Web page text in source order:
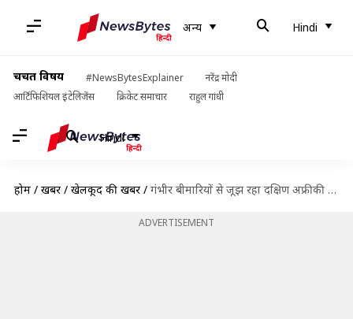
अन्य Hindi
चर्चित विषय #NewsBytesExplainer
नरेंद्र मोदी
आर्टिफिशियल इंटेलिजेंस
क्रिकेट समाचार राहुल गांधी
Hindi
होम / खबरें / खेलकूद की खबरें / गंभीर बीमारियों से जूझ रहा दक्षिण अफ्रीकी क्रिकेटर अब मिला कोरोना वायरस पॉजिटिव
ADVERTISEMENT